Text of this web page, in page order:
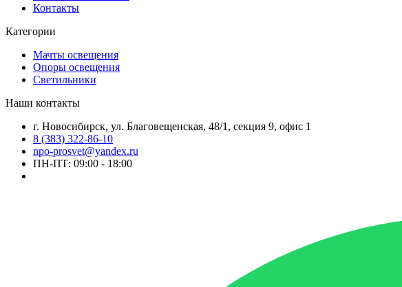
Контакты
Категории
Мачты освещения
Опоры освещения
Светильники
Наши контакты
г. Новосибирск, ул. Благовещенская, 48/1, секция 9, офис 1
8 (383) 322-86-10
npo-prosvet@yandex.ru
ПН-ПТ: 09:00 - 18:00